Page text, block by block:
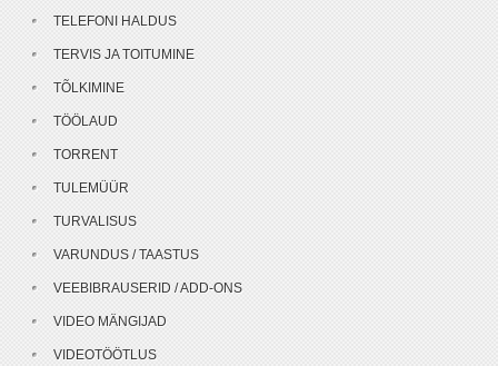
TELEFONI HALDUS
TERVIS JA TOITUMINE
TÕLKIMINE
TÖÖLAUD
TORRENT
TULEMÜÜR
TURVALISUS
VARUNDUS / TAASTUS
VEEBIBRAUSERID / ADD-ONS
VIDEO MÄNGIJAD
VIDEOTÖÖTLUS